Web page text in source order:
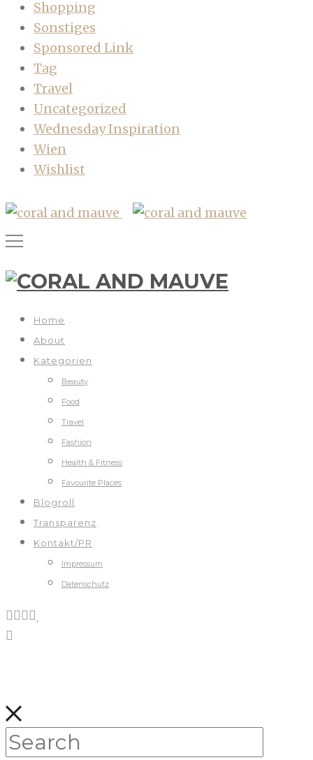
Shopping
Sonstiges
Sponsored Link
Tag
Travel
Uncategorized
Wednesday Inspiration
Wien
Wishlist
Home
About
Kategorien
Beauty
Food
Travel
Fashion
Health & Fitness
Favourite Places
Blogroll
Transparenz
Kontakt/PR
Impressum
Datenschutz